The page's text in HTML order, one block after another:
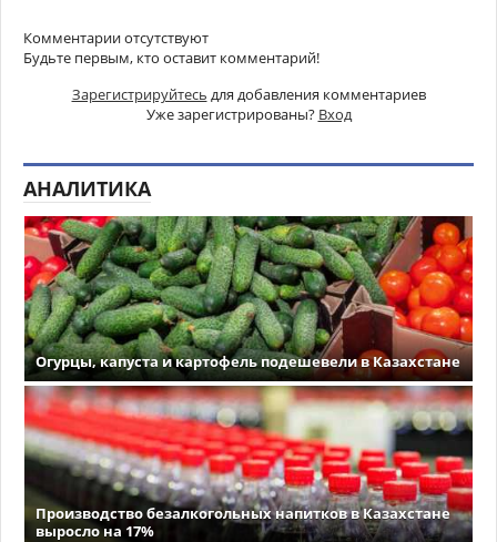
Комментарии отсутствуют
Будьте первым, кто оставит комментарий!
Зарегистрируйтесь для добавления комментариев
Уже зарегистрированы? Вход
АНАЛИТИКА
Огурцы, капуста и картофель подешевели в Казахстане
Производство безалкогольных напитков в Казахстане
выросло на 17%